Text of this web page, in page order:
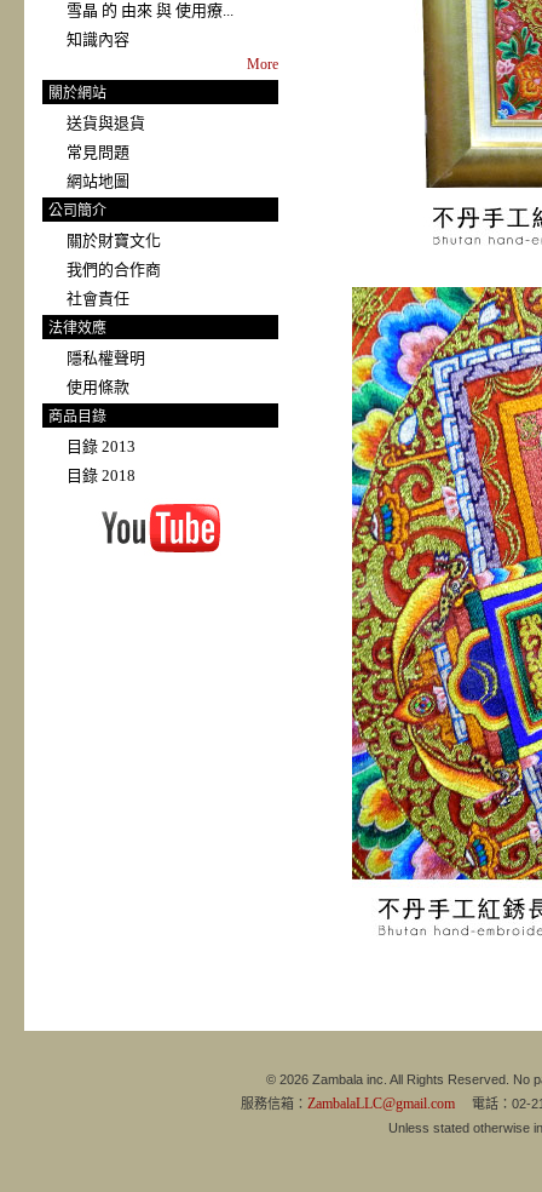
雪晶 的 由來 與 使用療...
知識內容
More
關於網站
送貨與退貨
常見問題
網站地圖
公司簡介
關於財寶文化
我們的合作商
社會責任
法律效應
隱私權聲明
使用條款
商品目錄
目錄 2013
目錄 2018
© 2026 Zambala inc. All Rights Reserved. No
服務信箱： ZambalaLLC@gmail.com 電話：02-
Unless stated